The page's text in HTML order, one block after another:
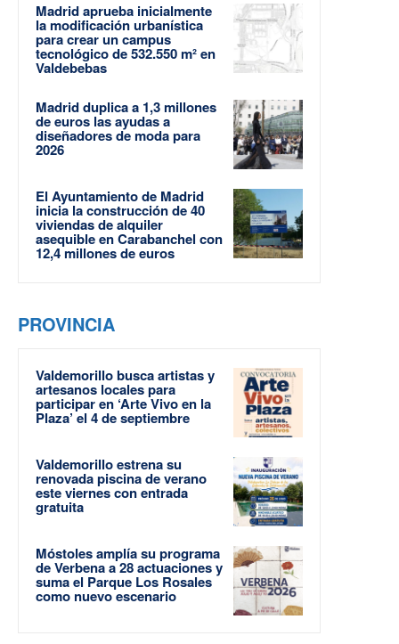
Madrid aprueba inicialmente
la modificación urbanística
para crear un campus
tecnológico de 532.550 m² en
Valdebebas
Madrid duplica a 1,3 millones
de euros las ayudas a
diseñadores de moda para
2026
El Ayuntamiento de Madrid
inicia la construcción de 40
viviendas de alquiler
asequible en Carabanchel con
12,4 millones de euros
PROVINCIA
Valdemorillo busca artistas y
artesanos locales para
participar en ‘Arte Vivo en la
Plaza’ el 4 de septiembre
Valdemorillo estrena su
renovada piscina de verano
este viernes con entrada
gratuita
Móstoles amplía su programa
de Verbena a 28 actuaciones y
suma el Parque Los Rosales
como nuevo escenario